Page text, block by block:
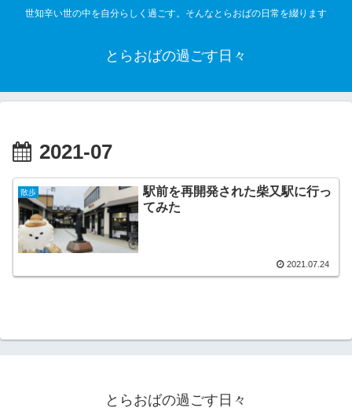
世知辛い世の中を自分らしく過ごす。そんなとらおばの日常を綴ります
とらおばの過ごす日々
2021-07
散歩
駅前を再開発された柴又駅に行っ
てみた
2021.07.24
とらおばの過ごす日々